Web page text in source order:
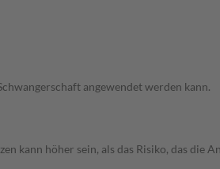
angewendet werden kann.
kann höher sein, als das Risiko, das die